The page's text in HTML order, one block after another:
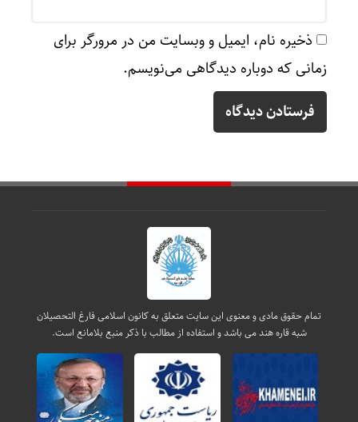
ذخیره نام، ایمیل و وبسایت من در مرورگر برای
زمانی که دوباره دیدگاهی می‌نویسم.
تمام حقوق مادی و معنوی این سایت متعلق به کانون اسلامی فارغ التحصیلان
شبه قاره هند می باشد و استفاده از مطالب با ذکر منبع بلامانع است.